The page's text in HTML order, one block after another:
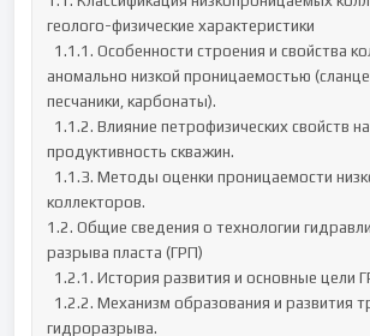
геолого-физические характеристики
аномально низкой проницаемостью
песчаники, карбонаты).
продуктивность скважин.
коллекторов.
1.2. Общие сведения о технологии
разрыва пласта (ГРП)
гидроразрыва.